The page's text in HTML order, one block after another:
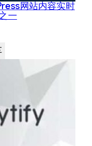
网站内容实时
一